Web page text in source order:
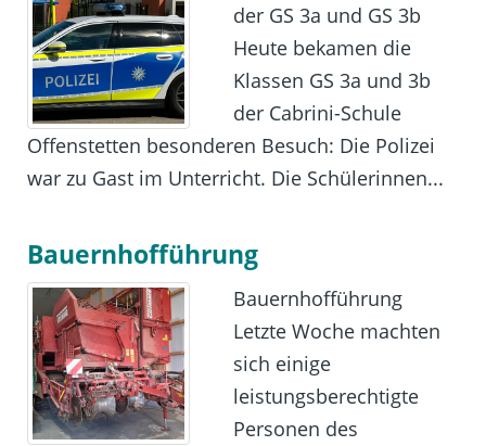
der GS 3a und GS 3b
Heute bekamen die
Klassen GS 3a und 3b
der Cabrini-Schule
Offenstetten besonderen Besuch: Die Polizei
war zu Gast im Unterricht. Die Schülerinnen...
Bauernhofführung
Bauernhofführung
Letzte Woche machten
sich einige
leistungsberechtigte
Personen des